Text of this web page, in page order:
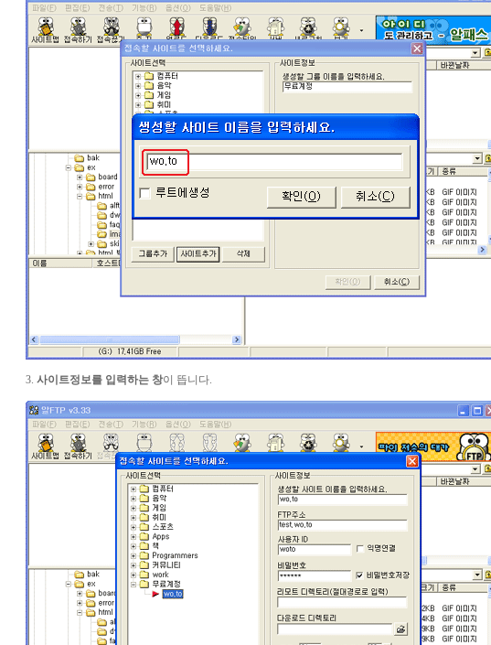
3. 사이트정보를 입력하는 창이 뜹니다.